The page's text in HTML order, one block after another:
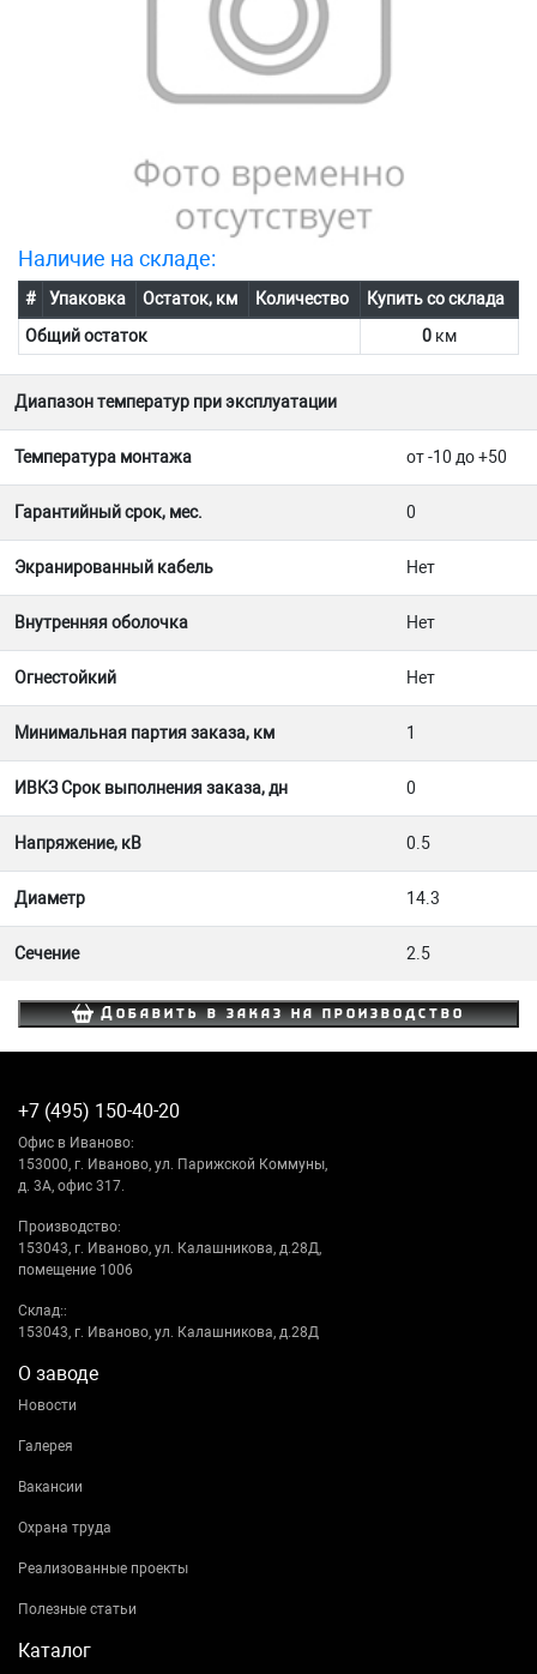
Наличие на складе:
# Упаковка Остаток, км Количество
Купить со склада
Общий остаток
0 км
Диапазон температур при эксплуатации
Температура монтажа от -10 до +50
Гарантийный срок, мес. 0
Экранированный кабель Нет
Внутренняя оболочка Нет
Огнестойкий Нет
Минимальная партия заказа, км 1
ИВКЗ Срок выполнения заказа, дн 0
Напряжение, кВ 0.5
Диаметр 14.3
Сечение 2.5
Добавить в заказ на производство
+7 (495) 150-40-20
Офис в Иваново:
153000, г. Иваново, ул. Парижской Коммуны,
д. 3А, офис 317.
Производство:
153043, г. Иваново, ул. Калашникова, д.28Д,
помещение 1006
Склад::
153043, г. Иваново, ул. Калашникова, д.28Д
О заводе
Новости
Галерея
Вакансии
Охрана труда
Реализованные проекты
Полезные статьи
Каталог